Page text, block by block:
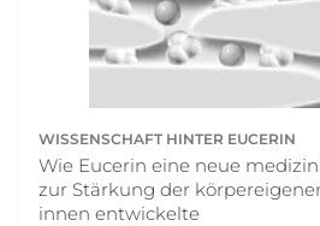
WISSENSCHAFT HINTER EUCERIN
Wie Eucerin eine neue
zur Stärkung der
innen entwickelte